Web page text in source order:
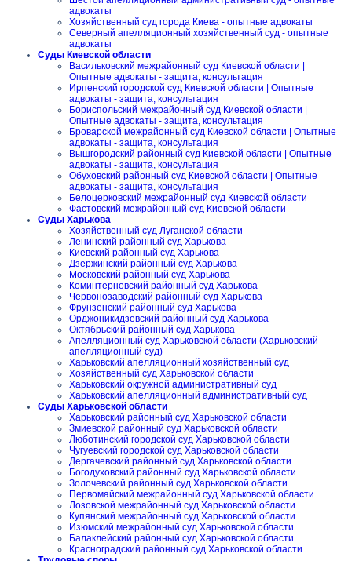
адвокаты
Хозяйственный суд города Киева - опытные адвокаты
Северный апелляционный хозяйственный суд - опытные
адвокаты
Суды Киевской области
Васильковский межрайонный суд Киевской области |
Опытные адвокаты - защита, консультация
Ирпенский городской суд Киевской области | Опытные
адвокаты - защита, консультация
Бориспольский межрайонный суд Киевской области |
Опытные адвокаты - защита, консультация
Броварской межрайонный суд Киевской области | Опытные
адвокаты - защита, консультация
Вышгородский районный суд Киевской области | Опытные
адвокаты - защита, консультация
Обуховский районный суд Киевской области | Опытные
адвокаты - защита, консультация
Белоцерковский межрайонный суд Киевской области
Фастовский межрайонный суд Киевской области
Суды Харькова
Хозяйственный суд Луганской области
Ленинский районный суд Харькова
Киевский районный суд Харькова
Дзержинский районный суд Харькова
Московский районный суд Харькова
Коминтерновский районный суд Харькова
Червонозаводский районный суд Харькова
Фрунзенский районный суд Харькова
Орджоникидзевский районный суд Харькова
Октябрьский районный суд Харькова
Апелляционный суд Харьковской области (Харьковский
апелляционный суд)
Харьковский апелляционный хозяйственный суд
Хозяйственный суд Харьковской области
Харьковский окружной административный суд
Харьковский апелляционный административный суд
Суды Харьковской области
Харьковский районный суд Харьковской области
Змиевской районный суд Харьковской области
Люботинский городской суд Харьковской области
Чугуевский городской суд Харьковской области
Дергачевский районный суд Харьковской области
Богодуховский районный суд Харьковской области
Золочевский районный суд Харьковской области
Первомайский межрайонный суд Харьковской области
Лозовской межрайонный суд Харьковской области
Купянский межрайонный суд Харьковской области
Изюмский межрайонный суд Харьковской области
Балаклейский районный суд Харьковской области
Красноградский районный суд Харьковской области